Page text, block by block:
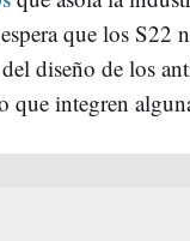
que los S22
diseño de los
que integren